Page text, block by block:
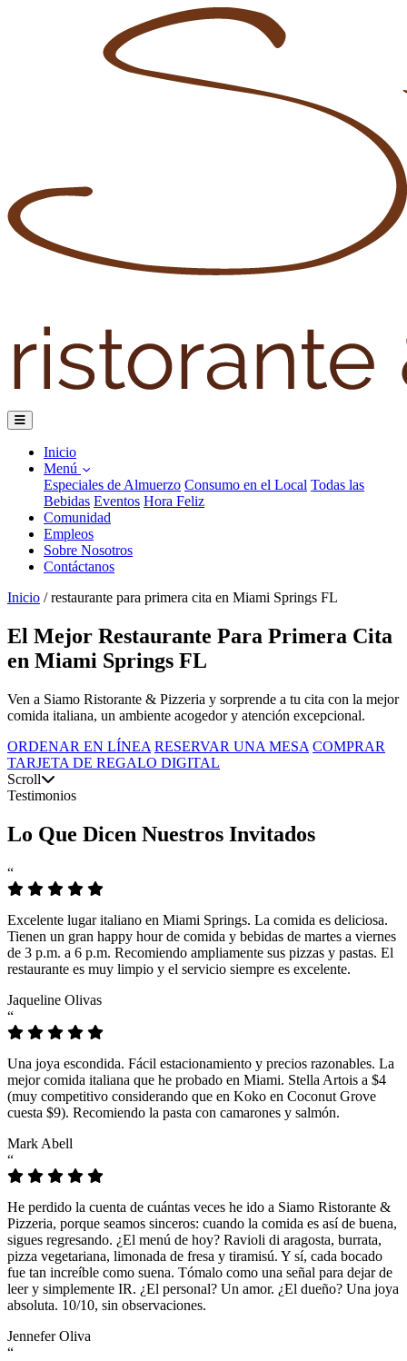
Inicio
Menú
Especiales de Almuerzo Consumo en el Local Todas las
Bebidas Eventos Hora Feliz
Comunidad
Empleos
Sobre Nosotros
Contáctanos
Inicio / restaurante para primera cita en Miami Springs FL
El Mejor Restaurante Para Primera Cita
en Miami Springs FL
Ven a Siamo Ristorante & Pizzeria y sorprende a tu cita con la mejor
comida italiana, un ambiente acogedor y atención excepcional.
ORDENAR EN LÍNEA RESERVAR UNA MESA COMPRAR
TARJETA DE REGALO DIGITAL
Scroll
Testimonios
Lo Que Dicen Nuestros Invitados
“
Excelente lugar italiano en Miami Springs. La comida es deliciosa.
Tienen un gran happy hour de comida y bebidas de martes a viernes
de 3 p.m. a 6 p.m. Recomiendo ampliamente sus pizzas y pastas. El
restaurante es muy limpio y el servicio siempre es excelente.
Jaqueline Olivas
“
Una joya escondida. Fácil estacionamiento y precios razonables. La
mejor comida italiana que he probado en Miami. Stella Artois a $4
(muy competitivo considerando que en Koko en Coconut Grove
cuesta $9). Recomiendo la pasta con camarones y salmón.
Mark Abell
“
He perdido la cuenta de cuántas veces he ido a Siamo Ristorante &
Pizzeria, porque seamos sinceros: cuando la comida es así de buena,
sigues regresando. ¿El menú de hoy? Ravioli di aragosta, burrata,
pizza vegetariana, limonada de fresa y tiramisú. Y sí, cada bocado
fue tan increíble como suena. Tómalo como una señal para dejar de
leer y simplemente IR. ¿El personal? Un amor. ¿El dueño? Una joya
absoluta. 10/10, sin observaciones.
Jennefer Oliva
“